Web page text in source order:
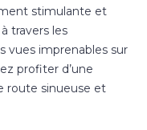
stimulante et
travers les
vues imprenables sur
profiter d’une
route sinueuse et